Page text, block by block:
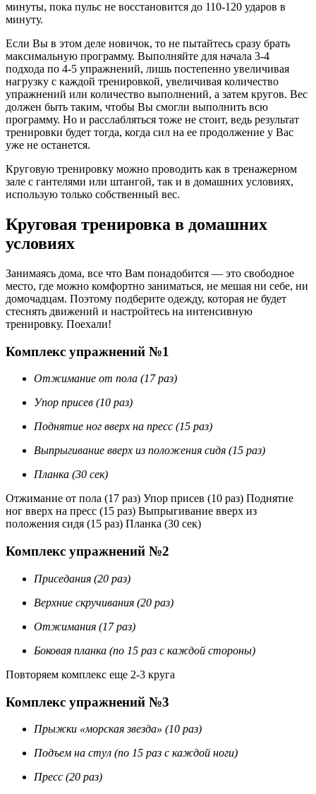
минуты, пока пульс не восстановится до 110-120 ударов в
минуту.
Если Вы в этом деле новичок, то не пытайтесь сразу брать
максимальную программу. Выполняйте для начала 3-4
подхода по 4-5 упражнений, лишь постепенно увеличивая
нагрузку с каждой тренировкой, увеличивая количество
упражнений или количество выполнений, а затем кругов. Вес
должен быть таким, чтобы Вы смогли выполнить всю
программу. Но и расслабляться тоже не стоит, ведь результат
тренировки будет тогда, когда сил на ее продолжение у Вас
уже не останется.
Круговую тренировку можно проводить как в тренажерном
зале с гантелями или штангой, так и в домашних условиях,
использую только собственный вес.
Круговая тренировка в домашних
условиях
Занимаясь дома, все что Вам понадобится — это свободное
место, где можно комфортно заниматься, не мешая ни себе, ни
домочадцам. Поэтому подберите одежду, которая не будет
стеснять движений и настройтесь на интенсивную
тренировку. Поехали!
Комплекс упражнений №1
Отжимание от пола (17 раз)
Упор присев (10 раз)
Поднятие ног вверх на пресс (15 раз)
Выпрыгивание вверх из положения сидя (15 раз)
Планка (30 сек)
Отжимание от пола (17 раз) Упор присев (10 раз) Поднятие
ног вверх на пресс (15 раз) Выпрыгивание вверх из
положения сидя (15 раз) Планка (30 сек)
Комплекс упражнений №2
Приседания (20 раз)
Верхние скручивания (20 раз)
Отжимания (17 раз)
Боковая планка (по 15 раз с каждой стороны)
Повторяем комплекс еще 2-3 круга
Комплекс упражнений №3
Прыжки «морская звезда» (10 раз)
Подъем на стул (по 15 раз с каждой ноги)
Пресс (20 раз)